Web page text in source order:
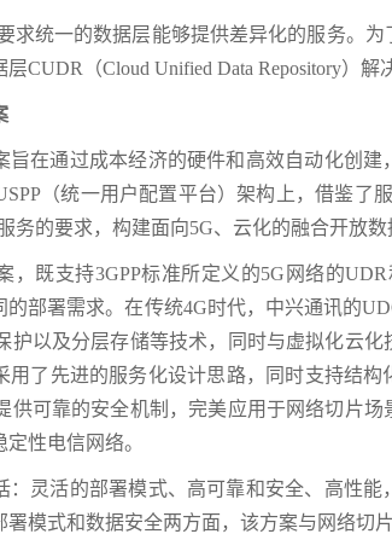
求统一的数据层能够提供差异化的服务。
CUDR（Cloud Unified Data Repository）解
旨在通过成本经济的硬件和高效自动化创建
（统一用户配置平台）架构上，借鉴了
务的要求，构建面向5G、云化的融合开放数
，既支持3GPP标准所定义的5G网络的
部署需求。在传统4G时代，中兴通讯的
以及分层存储等技术，同时与虚拟化云化
了先进的服务化设计思路，同时支持结构
可靠的安全机制，完美应用于网络切片场
性电信网络。
灵活的部署模式、高可靠和安全、高性能
模式和数据安全两方面，该方案与网络切片